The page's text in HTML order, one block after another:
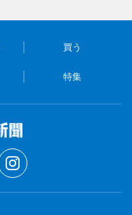
買う
特集